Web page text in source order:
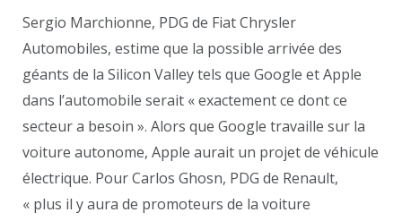
Sergio Marchionne, PDG de Fiat Chrysler
Automobiles, estime que la possible arrivée des
géants de la Silicon Valley tels que Google et Apple
dans l’automobile serait « exactement ce dont ce
secteur a besoin ». Alors que Google travaille sur la
voiture autonome, Apple aurait un projet de véhicule
électrique. Pour Carlos Ghosn, PDG de Renault,
« plus il y aura de promoteurs de la voiture